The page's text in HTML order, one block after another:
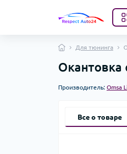
Для тюнинга
Окантовка
Производитель: Omsa
Все о товаре